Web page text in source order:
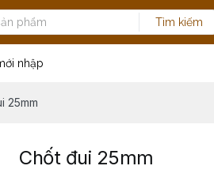
Tìm kiếm
nhập
25mm
Chốt đui 25mm